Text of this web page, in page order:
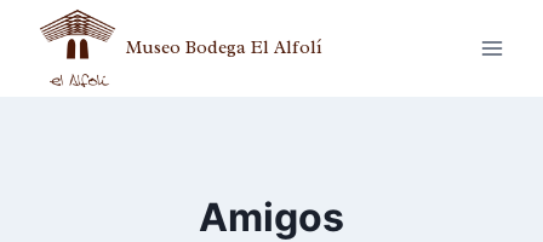
Museo Bodega El Alfolí
Amigos